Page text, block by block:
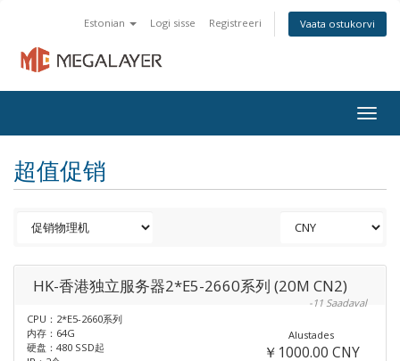
Estonian Logi sisse Registreeri Vaata ostukorvi
超值促销
HK-香港独立服务器2*E5-2660系列 (20M CN2)
-11 Saadaval
CPU：2*E5-2660系列
内存：64G
硬盘：480 SSD起
Alustades
￥1000.00 CNY